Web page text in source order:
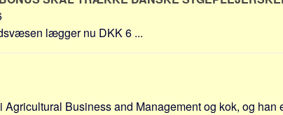
lægger nu DKK 6 ...
Agricultural Business and Management og kok, og han